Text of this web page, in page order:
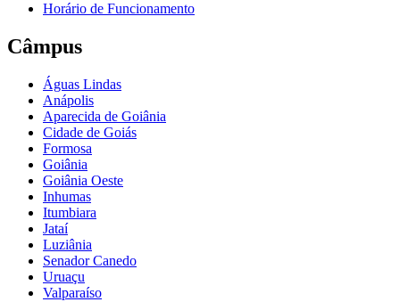
Horário de Funcionamento
Câmpus
Águas Lindas
Anápolis
Aparecida de Goiânia
Cidade de Goiás
Formosa
Goiânia
Goiânia Oeste
Inhumas
Itumbiara
Jataí
Luziânia
Senador Canedo
Uruaçu
Valparaíso